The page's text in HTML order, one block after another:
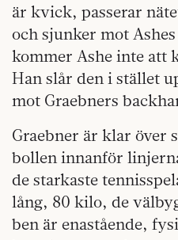
är kvick, passerar
och sjunker mot
kommer Ashe inte att
Han slår den i stället
mot Graebners
Graebner är klar över
bollen innanför
de starkaste
lång, 80 kilo, de
ben är enastående,